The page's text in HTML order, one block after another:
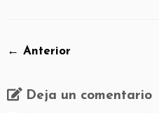
← Anterior
Deja un comentario